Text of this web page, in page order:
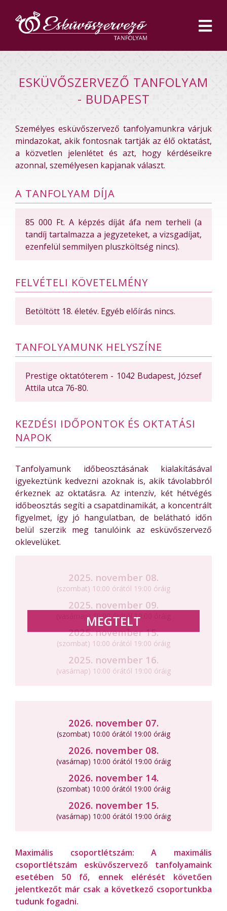
TANFOLYAMRÓL
ONLINE TANFOLYAM
INGYENES ONLINE PRÓBAÓRA
HALLGATÓI VÉLEMÉNYEK
OKTATÓINK
KAPCSOLAT
REGISZTRÁCIÓ
ESKÜVŐSZERVEZŐ TANFOLYAM
- BUDAPEST
Személyes esküvőszervező tanfolyamunkra várjuk
mindazokat, akik fontosnak tartják az élő oktatást,
a közvetlen jelenlétet és azt, hogy kérdéseikre
azonnal, személyesen kapjanak választ.
A TANFOLYAM DÍJA
85 000 Ft. A képzés díját áfa nem terheli (a
tandíj tartalmazza a jegyzeteket, a vizsgadíjat,
ezenfelül semmilyen pluszköltség nincs).
FELVÉTELI KÖVETELMÉNY
Betöltött 18. életév. Egyéb előírás nincs.
TANFOLYAMUNK HELYSZÍNE
Prestige oktatóterem - 1042 Budapest, József
Attila utca 76-80.
KEZDÉSI IDŐPONTOK ÉS OKTATÁSI
NAPOK
Tanfolyamunk időbeosztásának kialakításával
igyekeztünk kedvezni azoknak is, akik távolabbról
érkeznek az oktatásra. Az intenzív, két hétvégés
időbeosztás segíti a csapatdinamikát, a koncentrált
figyelmet, így jó hangulatban, de belátható időn
belül szerzik meg tanulóink az esküvőszervező
oklevelüket.
2025. november 08.
(szombat) 10:00 órától 19:00 óráig
2025. november 09.
(vasárnap) 10:00 órától 19:00 óráig
2025. november 15.
(szombat) 10:00 órától 19:00 óráig
2025. november 16.
(vasárnap) 10:00 órától 19:00 óráig
2026. november 07.
(szombat) 10:00 órától 19:00 óráig
2026. november 08.
(vasárnap) 10:00 órától 19:00 óráig
2026. november 14.
(szombat) 10:00 órától 19:00 óráig
2026. november 15.
(vasárnap) 10:00 órától 19:00 óráig
Maximális csoportlétszám: A maximális
csoportlétszám esküvőszervező tanfolyamaink
esetében 50 fő, ennek elérését követően
jelentkezőt már csak a következő csoportunkba
tudunk fogadni.